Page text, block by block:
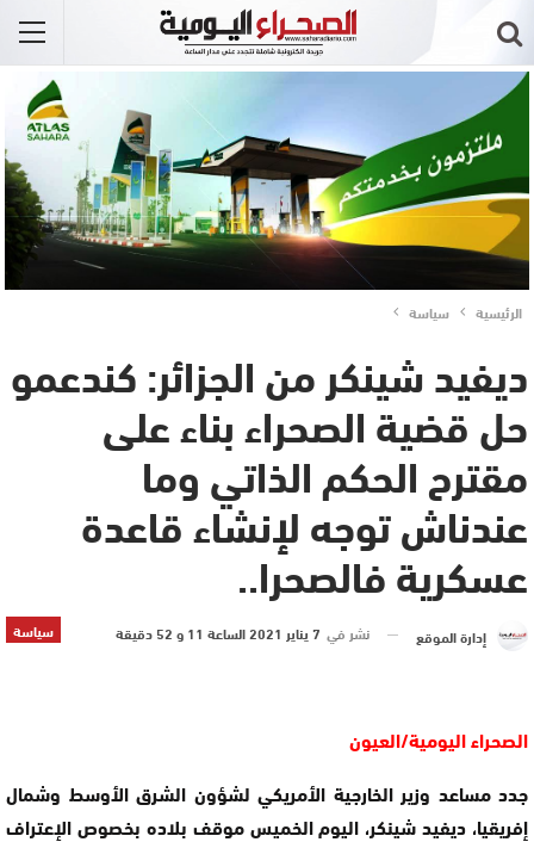
الرئيسية سياسة
ديفيد شينكر من الجزائر: كندعمو
حل قضية الصحراء بناء على
مقترح الحكم الذاتي وما
عندناش توجه لإنشاء قاعدة
عسكرية فالصحرا..
سياسة إدارة الموقع نشر في 7 يناير 2021 الساعة 11 و 52 دقيقة
الصحراء اليومية/العيون
جدد مساعد وزير الخارجية الأمريكي لشؤون الشرق الأوسط وشمال
إفريقيا، ديفيد شينكر، اليوم الخميس موقف بلاده بخصوص الإعتراف